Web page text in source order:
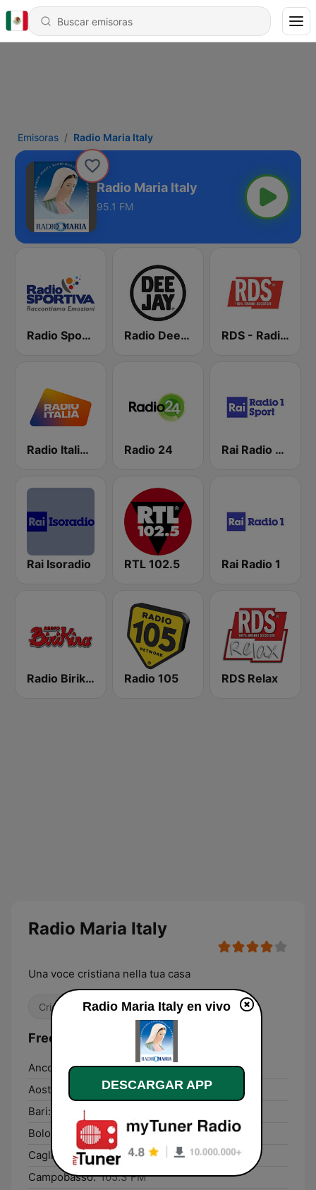
Emisoras Radio Maria Italy
Radio Maria Italy
95.1 FM
Radio Sportiva Radio Deejay RDS - Radio Dimensione Suono
Radio Italia solomusicaitaliana Radio 24 Rai Radio 1 Sport
Rai Isoradio RTL 102.5 Rai Radio 1
Radio Birikina Radio 105 RDS Relax
Radio Maria Italy
Una voce cristiana nella tua casa
Cristiana Religioso & Espiritualidad
Frecuencias Radio Maria Italy:
Ancona:
96.3 FM
Aosta:
104.1 FM
Bari:
93.8 FM
Bologna:
101.0 FM
Cagliari:
98.8 FM
Campobasso: 105.3 FM
Radio Maria Italy en vivo
DESCARGAR APP